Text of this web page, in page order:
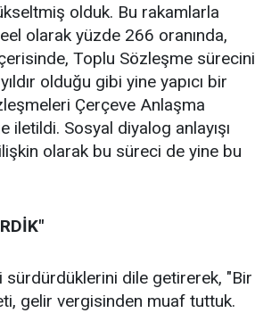
olduk. Bu rakamlarla
olarak yüzde 266 oranında,
Toplu Sözleşme sürecini
olduğu gibi yine yapıcı bir
Çerçeve Anlaşma
Sosyal diyalog anlayışı
olarak bu süreci de yine bu
dile getirerek, "Bir
gelir vergisinden muaf tuttuk.